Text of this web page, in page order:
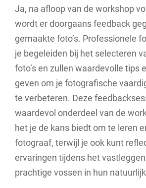
Ja, na afloop van de workshop
wordt er doorgaans feedback
gemaakte foto’s. Professionele
je begeleiden bij het selecteren
foto’s en zullen waardevolle tips
geven om je fotografische
te verbeteren. Deze
waardevol onderdeel van de
het je de kans biedt om te leren
fotograaf, terwijl je ook kunt
ervaringen tijdens het
prachtige vossen in hun